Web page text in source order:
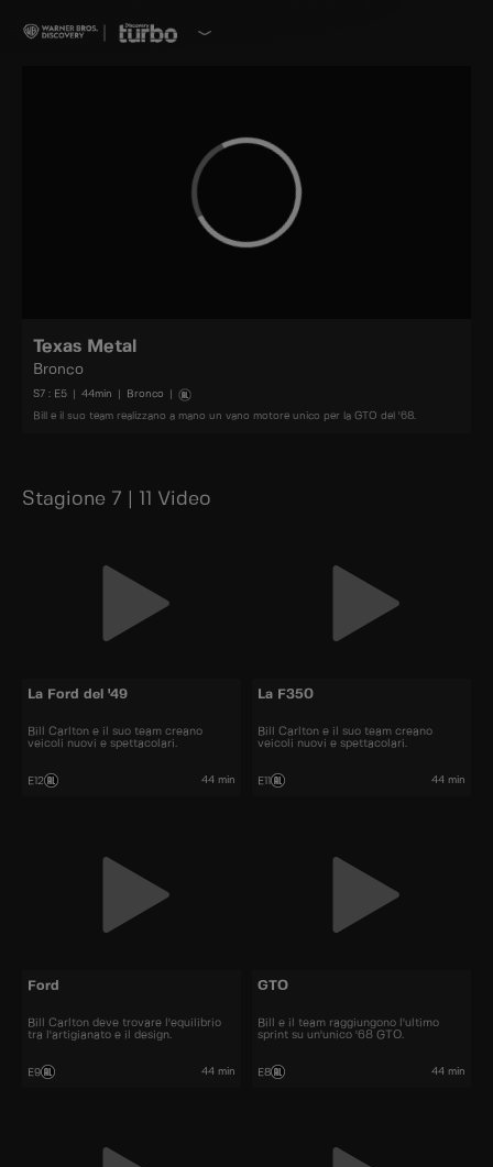
Texas Metal
Bronco
S7 : E5 44min Bronco
Bill e il suo team realizzano a mano un vano motore unico per la GTO del '68.
Stagione 7 | 11 Video
La Ford del '49
Bill Carlton e il suo team creano
veicoli nuovi e spettacolari.
E12 44 min
La F350
Bill Carlton e il suo team creano
veicoli nuovi e spettacolari.
E11 44 min
Ford
Bill Carlton deve trovare l'equilibrio
tra l'artigianato e il design.
E9 44 min
GTO
Bill e il team raggiungono l'ultimo
sprint su un'unico '68 GTO.
E8 44 min